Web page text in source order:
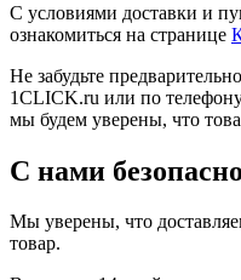
С условиями доставки и
ознакомиться на странице
Не забудьте
1CLICK.ru или по
мы будем уверены, что
С нами
Мы уверены, что
товар.